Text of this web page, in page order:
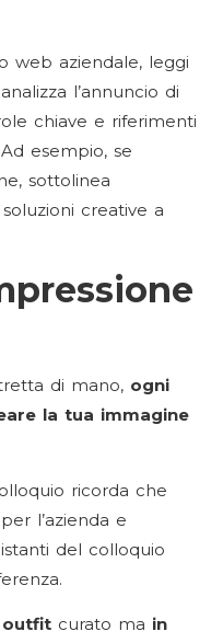
web aziendale, leggi
l’annuncio di
chiave e riferimenti
esempio, se
sottolinea
creative a
di mano, ogni
la tua immagine
ricorda che
l’azienda e
del colloquio
outfit curato ma in